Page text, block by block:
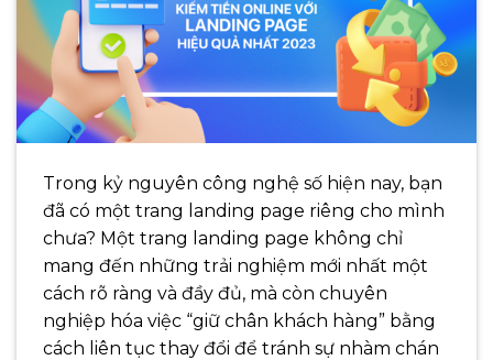
Trong kỷ nguyên công nghệ số hiện nay, bạn
đã có một trang landing page riêng cho mình
chưa? Một trang landing page không chỉ
mang đến những trải nghiệm mới nhất một
cách rõ ràng và đầy đủ, mà còn chuyên
nghiệp hóa việc “giữ chân khách hàng” bằng
cách liên tục thay đổi để tránh sự nhàm chán